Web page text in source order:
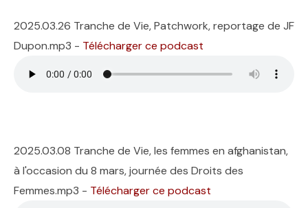
2025.03.26 Tranche de Vie, Patchwork, reportage de JF
Dupon.mp3 - Télécharger ce podcast
2025.03.08 Tranche de Vie, les femmes en afghanistan,
à l'occasion du 8 mars, journée des Droits des
Femmes.mp3 - Télécharger ce podcast